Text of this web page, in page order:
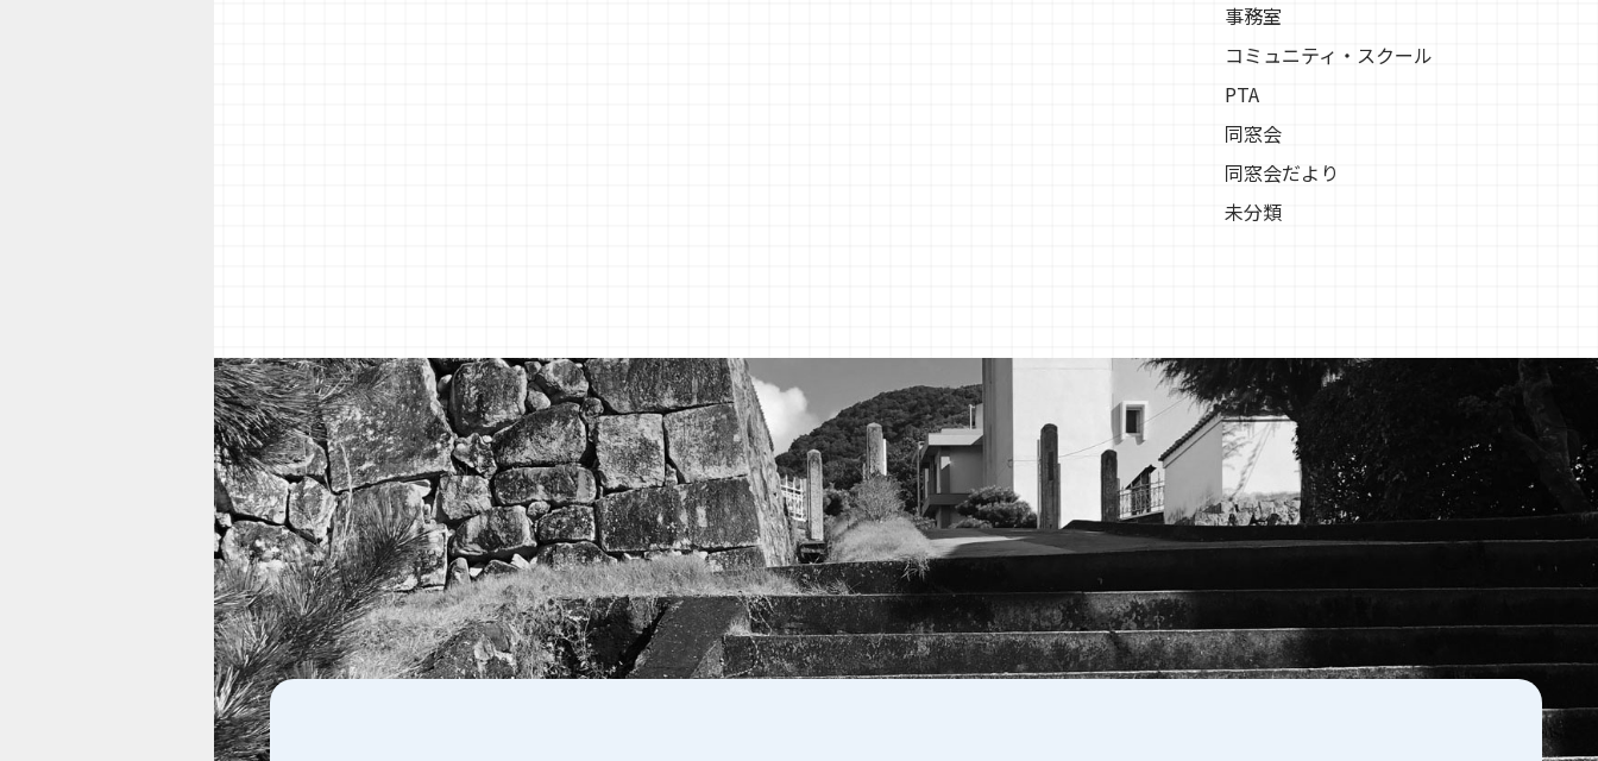
事務室
コミュニティ・スクール
PTA
同窓会
同窓会だより
未分類